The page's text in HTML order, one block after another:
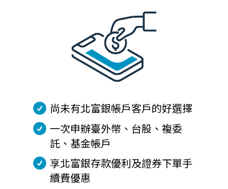
尚未有北富銀帳戶客戶的好選擇
一次申辦臺外幣、台股、複委
託、基金帳戶
享北富銀存款優利及證券下單手
續費優惠